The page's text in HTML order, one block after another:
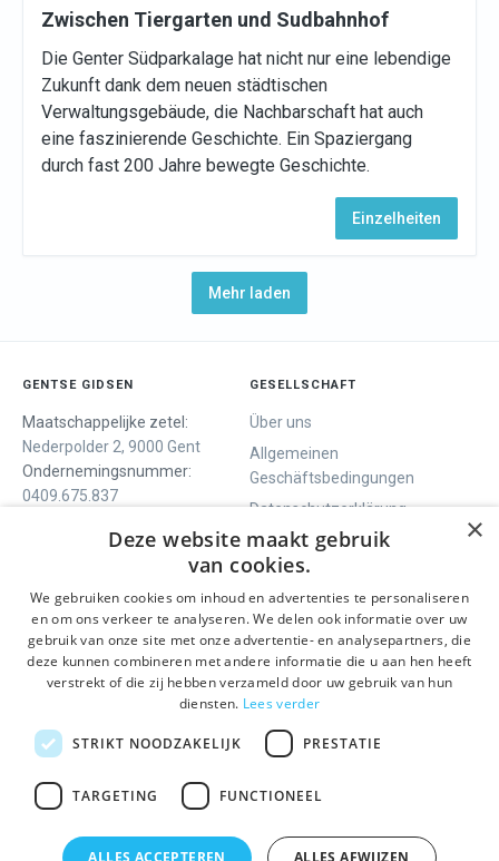
Zwischen Tiergarten und Sudbahnhof
Die Genter Südparkalage hat nicht nur eine lebendige
Zukunft dank dem neuen städtischen
Verwaltungsgebäude, die Nachbarschaft hat auch
eine faszinierende Geschichte. Ein Spaziergang
durch fast 200 Jahre bewegte Geschichte.
Einzelheiten
Mehr laden
GENTSE GIDSEN
Maatschappelijke zetel:
Nederpolder 2, 9000 Gent
Ondernemingsnummer:
0409.675.837
GESELLSCHAFT
Über uns
Allgemeinen
Geschäftsbedingungen
Datenschutzerklärung
Contact
WIR BIETEN
Geführte Tour
Tagesprogramm
Aktivitäten
SOCIALS
Facebook
Instagram
LinkedIn
BLEIBEN SIE INFORMIERT
Senden
×
Deze website maakt gebruik
van cookies.
We gebruiken cookies om inhoud en advertenties te personaliseren
en om ons verkeer te analyseren. We delen ook informatie over uw
gebruik van onze site met onze advertentie- en analysepartners, die
deze kunnen combineren met andere informatie die u aan hen heeft
verstrekt of die zij hebben verzameld door uw gebruik van hun
diensten. Lees verder
STRIKT NOODZAKELIJK PRESTATIE
TARGETING FUNCTIONEEL
ALLES ACCEPTEREN ALLES AFWIJZEN